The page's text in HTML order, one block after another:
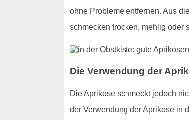
ohne Probleme entfernen. Aus
schmecken trocken, mehlig oder
Die Verwendung der
Die Aprikose schmeckt jedoch
der Verwendung der Aprikose in